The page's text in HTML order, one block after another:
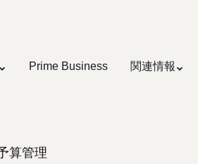
Prime Business 関連情報
算管理